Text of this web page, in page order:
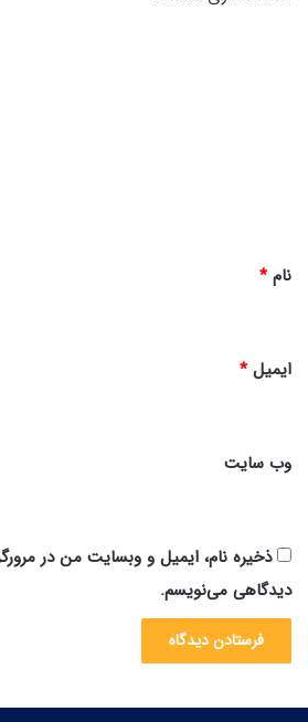
نام*
ایمیل*
وب‌ سایت
ذخیره نام، ایمیل و وبسایت من در
دیدگاهی می‌نویسم.